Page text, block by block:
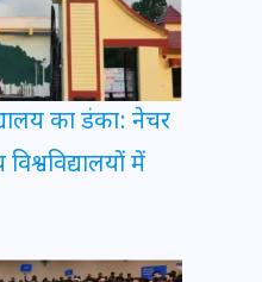
का डंका: नेचर
में